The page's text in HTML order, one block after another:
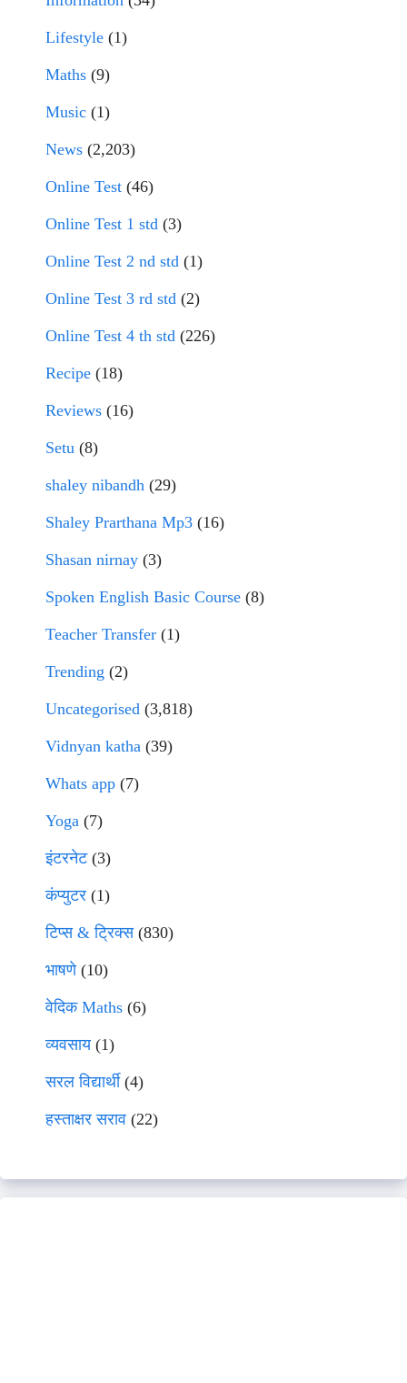
Lifestyle (1)
Maths (9)
Music (1)
News (2,203)
Online Test (46)
Online Test 1 std (3)
Online Test 2 nd std (1)
Online Test 3 rd std (2)
Online Test 4 th std (226)
Recipe (18)
Reviews (16)
Setu (8)
shaley nibandh (29)
Shaley Prarthana Mp3 (16)
Shasan nirnay (3)
Spoken English Basic Course (8)
Teacher Transfer (1)
Trending (2)
Uncategorised (3,818)
Vidnyan katha (39)
Whats app (7)
Yoga (7)
इंटरनेट(3)
कंप्युटर (1)
टिप्स & ट्रिक्स(830)
भाषणे(10)
वेदिक Maths (6)
व्यवसाय(1)
सरल विद्यार्थी(4)
हस्ताक्षर सराव (22)